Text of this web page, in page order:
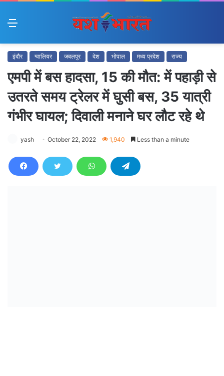
Menu
इंदौर ग्वालियर जबलपुर देश भोपाल मध्य प्रदेश राज्य
एमपी में बस हादसा, 15 की मौत: में पहाड़ी से
उतरते समय ट्रेलर में घुसी बस, 35 यात्री
गंभीर घायल; दिवाली मनाने घर लौट रहे थे
yash October 22, 2022 1,940 Less than a minute